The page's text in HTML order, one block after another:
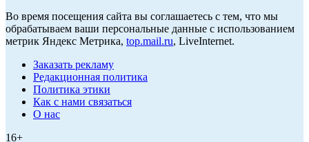
Во время посещения сайта вы соглашаетесь с тем, что мы
обрабатываем ваши персональные данные с использованием
метрик Яндекс Метрика, top.mail.ru, LiveInternet.
Заказать рекламу
Редакционная политика
Политика этики
Как с нами связаться
О нас
16+